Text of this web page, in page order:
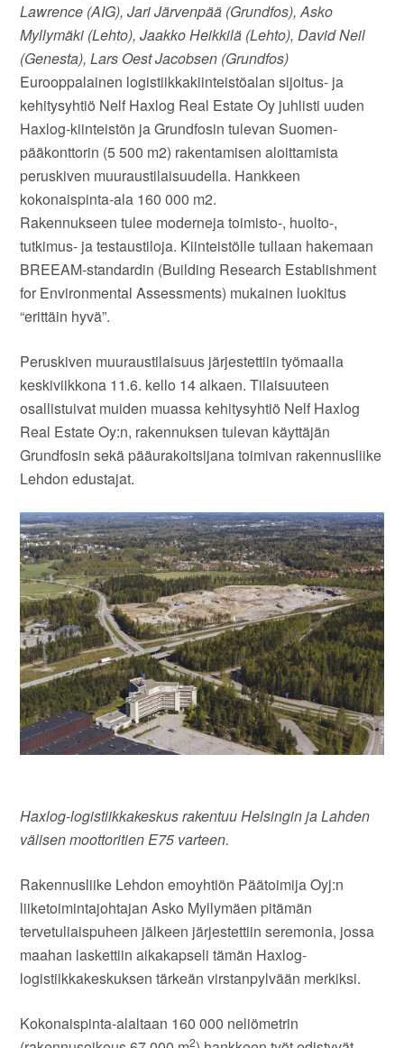
Lawrence (AIG), Jari Järvenpää (Grundfos), Asko
Myllymäki (Lehto), Jaakko Heikkilä (Lehto), David Neil
(Genesta), Lars Oest Jacobsen (Grundfos)
Eurooppalainen logistiikkakiinteistöalan sijoitus- ja
kehitysyhtiö Nelf Haxlog Real Estate Oy juhlisti uuden
Haxlog-kiinteistön ja Grundfosin tulevan Suomen-
pääkonttorin (5 500 m2) rakentamisen aloittamista
peruskiven muuraustilaisuudella. Hankkeen
kokonaispinta-ala 160 000 m2.
Rakennukseen tulee moderneja toimisto-, huolto-,
tutkimus- ja testaustiloja. Kiinteistölle tullaan hakemaan
BREEAM-standardin (Building Research Establishment
for Environmental Assessments) mukainen luokitus
“erittäin hyvä”.
Peruskiven muuraustilaisuus järjestettiin työmaalla
keskiviikkona 11.6. kello 14 alkaen. Tilaisuuteen
osallistuivat muiden muassa kehitysyhtiö Nelf Haxlog
Real Estate Oy:n, rakennuksen tulevan käyttäjän
Grundfosin sekä pääurakoitsijana toimivan rakennusliike
Lehdon edustajat.
Haxlog-logistiikkakeskus rakentuu Helsingin ja Lahden
välisen moottoritien E75 varteen.
Rakennusliike Lehdon emoyhtiön Päätoimija Oyj:n
liiketoimintajohtajan Asko Myllymäen pitämän
tervetuliaispuheen jälkeen järjestettiin seremonia, jossa
maahan laskettiin aikakapseli tämän Haxlog-
logistiikkakeskuksen tärkeän virstanpylvään merkiksi.
Kokonaispinta-alaltaan 160 000 neliömetrin
2